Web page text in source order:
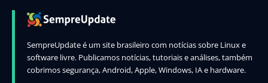
SempreUpdate é um site brasileiro com notícias sobre Linux e
software livre. Publicamos notícias, tutoriais e análises, também
cobrimos segurança, Android, Apple, Windows, IA e hardware.